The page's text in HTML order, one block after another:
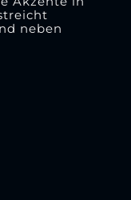
neben